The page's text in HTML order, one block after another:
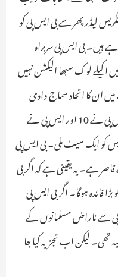
لیڈر پھر سے بی ایس پی کو
ہیں۔ بی ایس پی سربراہ
اکیلے لوک سبھا الیکشن نہیں
میں ان کا اتحاد سماج وادی
پارٹی کے ساتھ تھا۔ اس الیکشن میں بی ایس پی نے 10 اور ایس پی نے
کو ایک سیٹ ملی۔ بی ایس پی
ہے۔ یہ یقینی ہے کہ اگر بی
فائدہ ہوگا۔ اگر بی ایس پی
پی سے ناراض مسلمانوں کے
لیکن اب تجزیہ کیا جا